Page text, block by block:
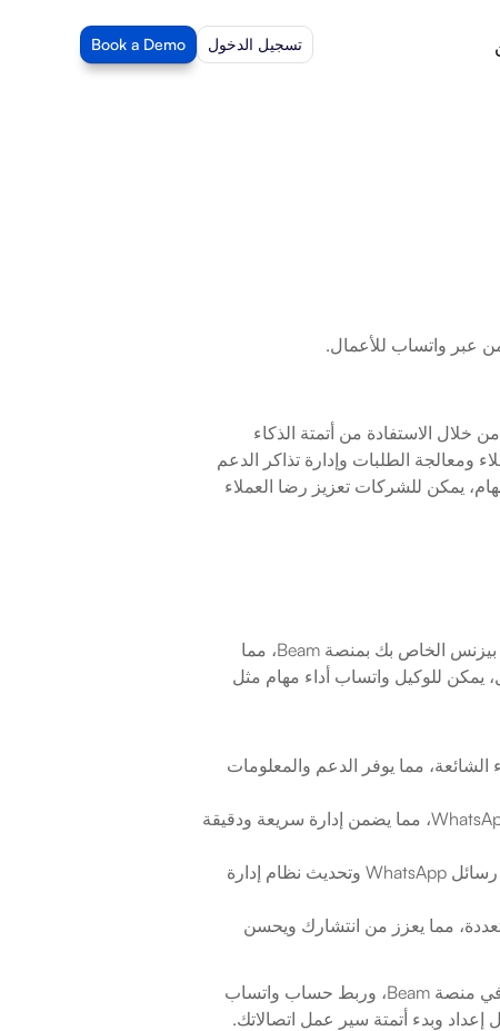
إعداد وبدء أتمتة سير عمل اتصالاتك.
تسجيل الدخول Book a Demo